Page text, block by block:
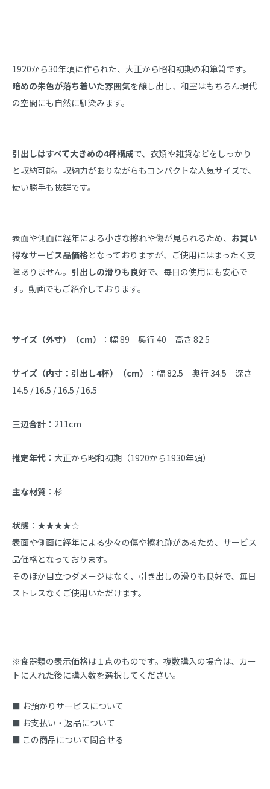
1920から30年頃に作られた、大正から昭和初期の和箪笥です。
暗めの朱色が落ち着いた雰囲気を醸し出し、和室はもちろん現代
の空間にも自然に馴染みます。
引出しはすべて大きめの4杯構成で、衣類や雑貨などをしっかり
と収納可能。収納力がありながらもコンパクトな人気サイズで、
使い勝手も抜群です。
表面や側面に経年による小さな擦れや傷が見られるため、 お買い
得なサービス品価格となっておりますが、ご使用にはまったく支
障ありません。 引出しの滑りも良好で、毎日の使用にも安心で
す。動画でもご紹介しております。
サイズ（外寸）（cm） ：幅 89　奥行 40　高さ 82.5
サイズ（内寸：引出し4杯）（cm）
：幅 82.5　奥行 34.5　深さ
14.5 / 16.5 / 16.5 / 16.5
三辺合計 ：211cm
推定年代 ：大正から昭和初期（1920から1930年頃）
主な材質 ：杉
状態 ：★★★★☆
表面や側面に経年による少々の傷や擦れ跡があるため、サービス
品価格となっております。
そのほか目立つダメージはなく、引き出しの滑りも良好で、毎日
ストレスなくご使用いただけます。
※食器類の表示価格は１点のものです。複数購入の場合は、カー
トに入れた後に購入数を選択してください。
■ お預かりサービスについて
■ お支払い・返品について
■ この商品について問合せる